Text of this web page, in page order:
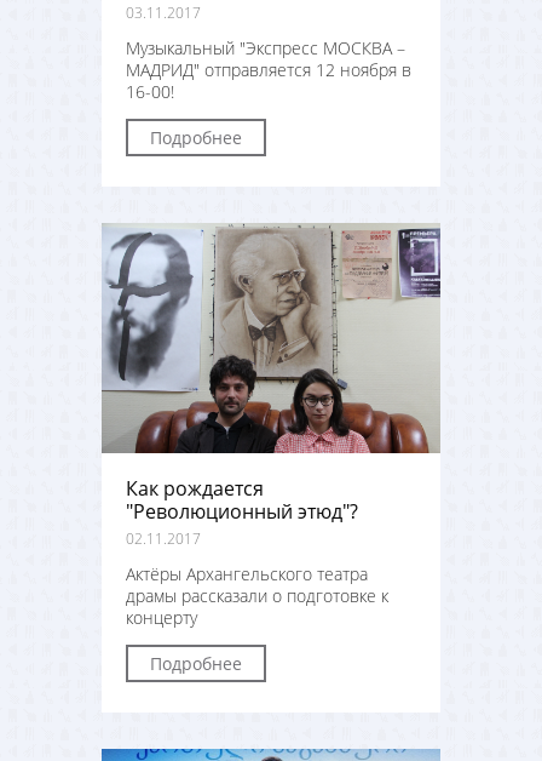
03.11.2017
Музыкальный "Экспресс МОСКВА –
МАДРИД" отправляется 12 ноября в
16-00!
Подробнее
Как рождается
"Революционный этюд"?
02.11.2017
Актёры Архангельского театра
драмы рассказали о подготовке к
концерту
Подробнее